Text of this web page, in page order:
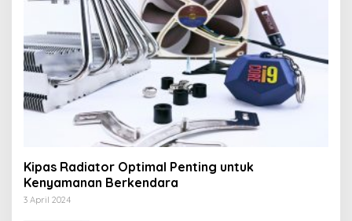
Kipas Radiator Optimal Penting untuk
Kenyamanan Berkendara
3 April 2024